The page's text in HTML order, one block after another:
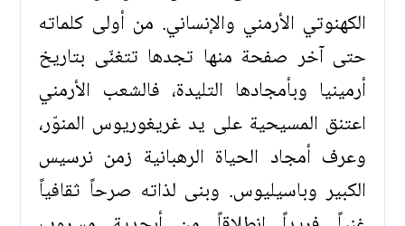
الكهنوتي الأرمني والإنساني. من أولى كلماته
حتى آخر صفحة منها تجدها تتغنّى بتاريخ
أرمينيا وبأمجادها التليدة، فالشعب الأرمني
اعتنق المسيحية على يد غريغوريوس المنوّر،
وعرف أمجاد الحياة الرهبانية زمن نرسيس
الكبير وباسيليوس. وبنى لذاته صرحاً ثقافياً